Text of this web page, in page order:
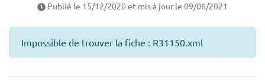
Publié le 15/12/2020et mis à jour le 09/06/2021
Impossible de trouver la fiche : R31150.xml